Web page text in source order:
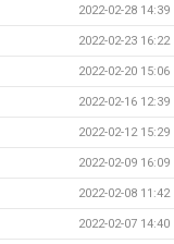
2022-02-28 14:39
2022-02-23 16:22
2022-02-20 15:06
2022-02-16 12:39
2022-02-12 15:29
2022-02-09 16:09
2022-02-08 11:42
2022-02-07 14:40